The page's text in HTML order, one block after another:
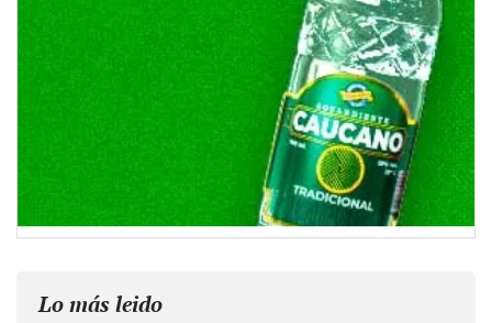
Lo más leido